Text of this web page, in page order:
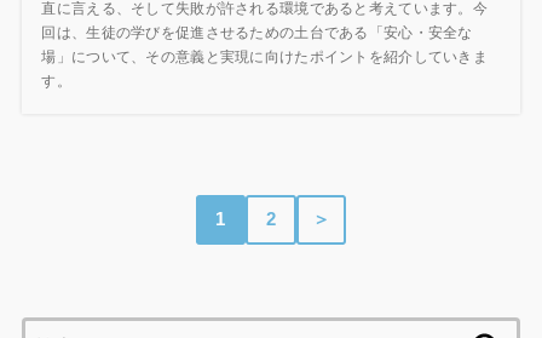
直に言える、そして失敗が許される環境であると考えています。今
回は、生徒の学びを促進させるための土台である「安心・安全な
場」について、その意義と実現に向けたポイントを紹介していきま
す。
1 2 ＞